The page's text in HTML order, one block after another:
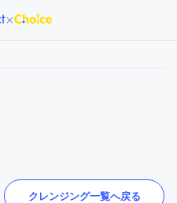
クレンジング一覧へ戻る